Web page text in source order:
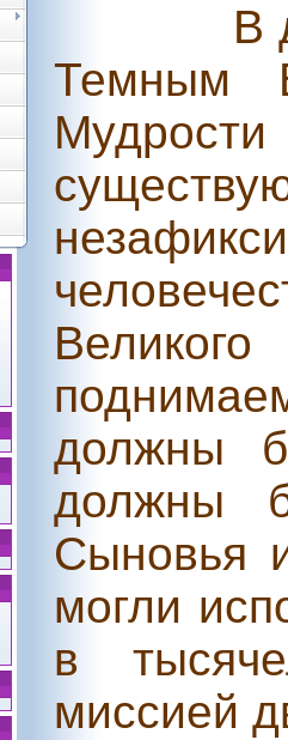
В
Темным
должны
должны
Сыновья
могли
в
миссией